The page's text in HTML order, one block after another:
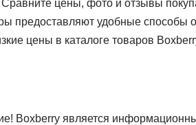
цены, фото и отзывы
предоставляют удобные способы
цены в каталоге товаров
Boxberry является